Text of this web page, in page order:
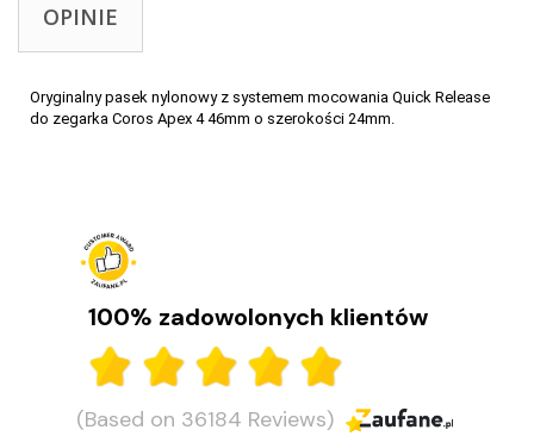
OPINIE
Oryginalny pasek nylonowy z systemem mocowania Quick Release
do zegarka Coros Apex 4 46mm o szerokości 24mm.
100% zadowolonych klientów
(Based on 36184 Reviews)